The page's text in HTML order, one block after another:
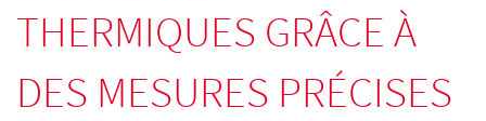
THERMIQUES GRÂCE À
DES MESURES PRÉCISES